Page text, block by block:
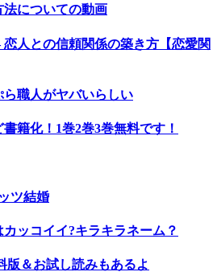
についての動画
人との信頼関係の築き方【恋愛関
職人がヤバいらしい
籍化！1巻2巻3巻無料です！
ツ結婚
ッコイイ?キラキラネーム？
版＆お試し読みもあるよ